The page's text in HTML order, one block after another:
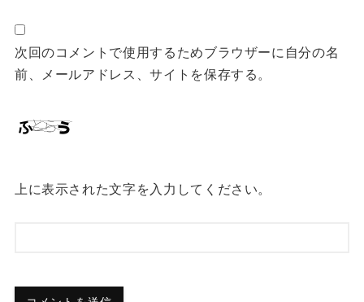
次回のコメントで使用するためブラウザーに自分の名
前、メールアドレス、サイトを保存する。
上に表示された文字を入力してください。